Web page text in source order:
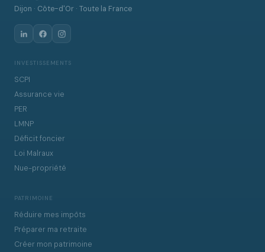
Dijon · Côte-d'Or · Toute la France
INVESTISSEMENTS
SCPI
Assurance vie
PER
LMNP
Déficit foncier
Loi Malraux
Nue-propriété
PATRIMOINE
Réduire mes impôts
Préparer ma retraite
Créer mon patrimoine